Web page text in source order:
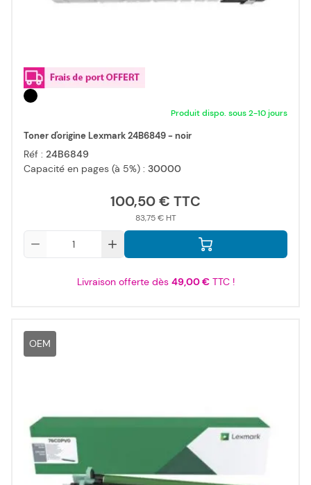
Produit dispo. sous 2-10 jours
Toner d'origine Lexmark 24B6849 - noir
Réf : 24B6849
Capacité en pages (à 5%) : 30000
100,50 €
83,75 €
Livraison offerte dès 49,00 €TTC !
OEM